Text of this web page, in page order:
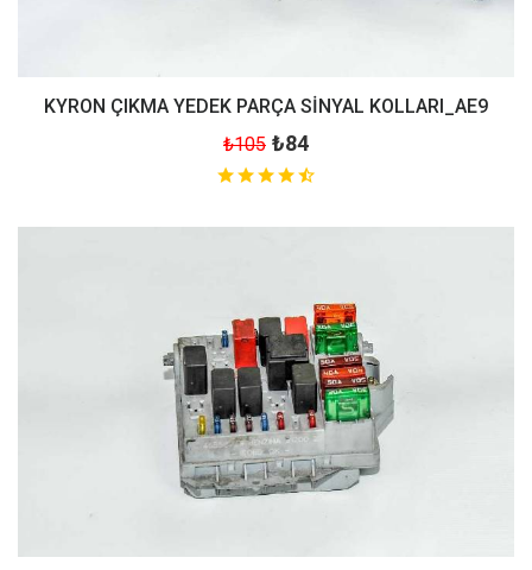
KYRON ÇIKMA YEDEK PARÇA SİNYAL KOLLARI_AE9
₺105 ₺84